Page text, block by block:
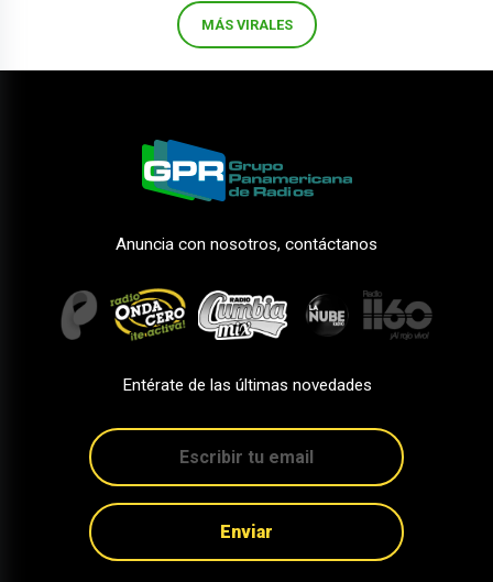
MÁS VIRALES
Anuncia con nosotros, contáctanos
Entérate de las últimas novedades
Enviar